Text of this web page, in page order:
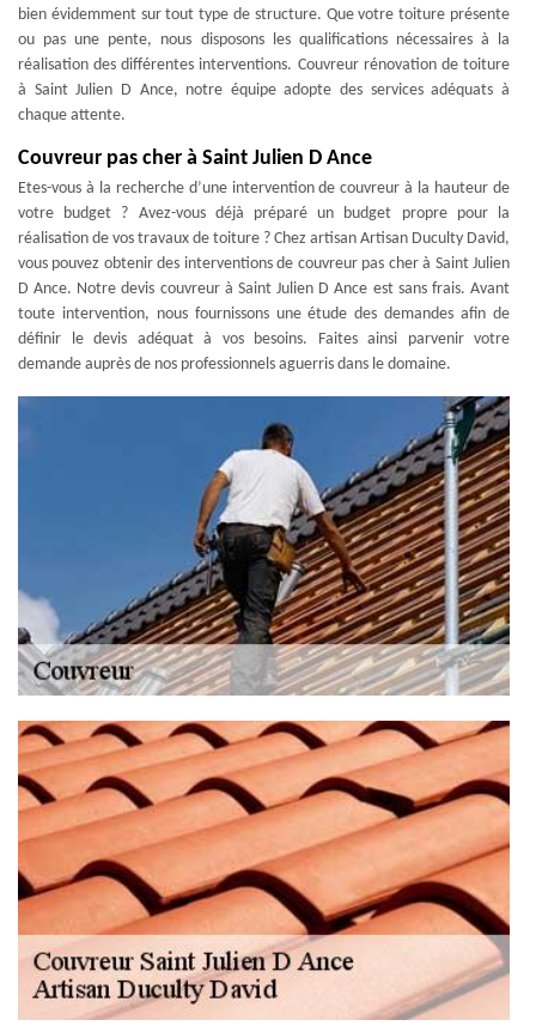
bien évidemment sur tout type de structure. Que votre toiture présente
ou pas une pente, nous disposons les qualifications nécessaires à la
réalisation des différentes interventions. Couvreur rénovation de toiture
à Saint Julien D Ance, notre équipe adopte des services adéquats à
chaque attente.
Couvreur pas cher à Saint Julien D Ance
Etes-vous à la recherche d’une intervention de couvreur à la hauteur de
votre budget ? Avez-vous déjà préparé un budget propre pour la
réalisation de vos travaux de toiture ? Chez artisan Artisan Duculty David,
vous pouvez obtenir des interventions de couvreur pas cher à Saint Julien
D Ance. Notre devis couvreur à Saint Julien D Ance est sans frais. Avant
toute intervention, nous fournissons une étude des demandes afin de
définir le devis adéquat à vos besoins. Faites ainsi parvenir votre
demande auprès de nos professionnels aguerris dans le domaine.